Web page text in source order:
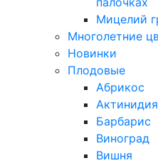
Мицелий
Многолетние
Новинки
Плодовые
Абрикос
Актинидия
Барбарис
Виноград
Вишня